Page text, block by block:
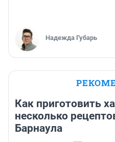
Надежда Губарь
Как приготовить
несколько
Барнаула